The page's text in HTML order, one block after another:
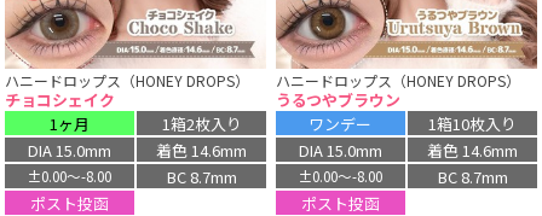
ハニードロップス（HONEY DROPS）
チョコシェイク
1ヶ月
1箱2枚入り
DIA 15.0mm
着色 14.6mm
±0.00〜-8.00
BC 8.7mm
ポスト投函
ハニードロップス（HONEY DROPS）
うるつやブラウン
ワンデー
1箱10枚入り
DIA 15.0mm
着色 14.6mm
±0.00〜-8.00
BC 8.7mm
ポスト投函